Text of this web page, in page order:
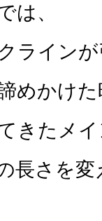
は、
ライン
めかけ
きたメ
長さを